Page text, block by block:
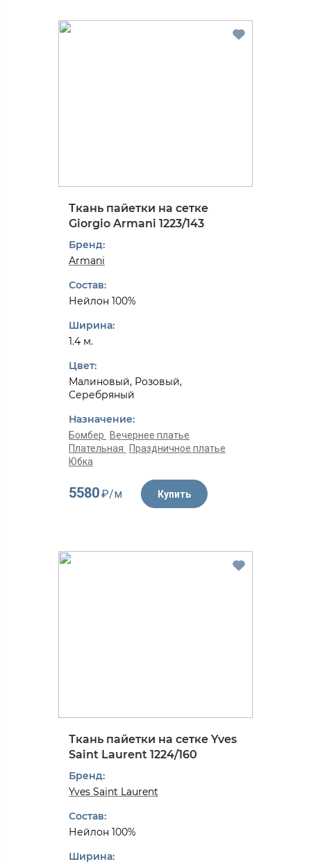
Ткань пайетки на сетке
Giorgio Armani 1223/143
Бренд:
Armani
Состав:
Нейлон 100%
Ширина:
1.4 м.
Цвет:
Малиновый, Розовый,
Серебряный
Назначение:
Бомбер
Вечернее платье
Плательная
Праздничное платье
Юбка
5580₽/м Купить
Ткань пайетки на сетке Yves
Saint Laurent 1224/160
Бренд:
Yves Saint Laurent
Состав:
Нейлон 100%
Ширина: